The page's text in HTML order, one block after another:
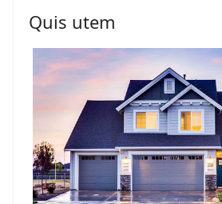
Quis utem